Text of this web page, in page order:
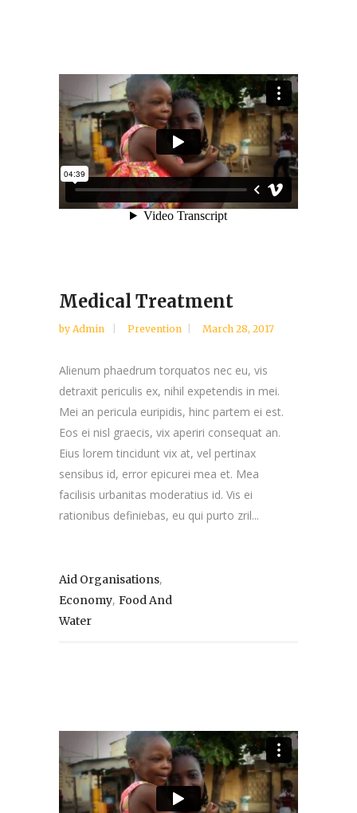
Medical Treatment
by Admin Prevention March 28, 2017
Alienum phaedrum torquatos nec eu, vis
detraxit periculis ex, nihil expetendis in mei.
Mei an pericula euripidis, hinc partem ei est.
Eos ei nisl graecis, vix aperiri consequat an.
Eius lorem tincidunt vix at, vel pertinax
sensibus id, error epicurei mea et. Mea
facilisis urbanitas moderatius id. Vis ei
rationibus definiebas, eu qui purto zril...
Aid Organisations,
Economy, Food And
Water